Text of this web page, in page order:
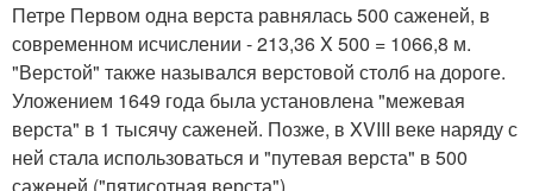
Петре Первом одна верста равнялась 500 саженей, в
современном исчислении - 213,36 X 500 = 1066,8 м.
"Верстой" также назывался верстовой столб на дороге.
Уложением 1649 года была установлена "межевая
верста" в 1 тысячу саженей. Позже, в XVIII веке наряду с
ней стала использоваться и "путевая верста" в 500
саженей ("пятисотная верста").